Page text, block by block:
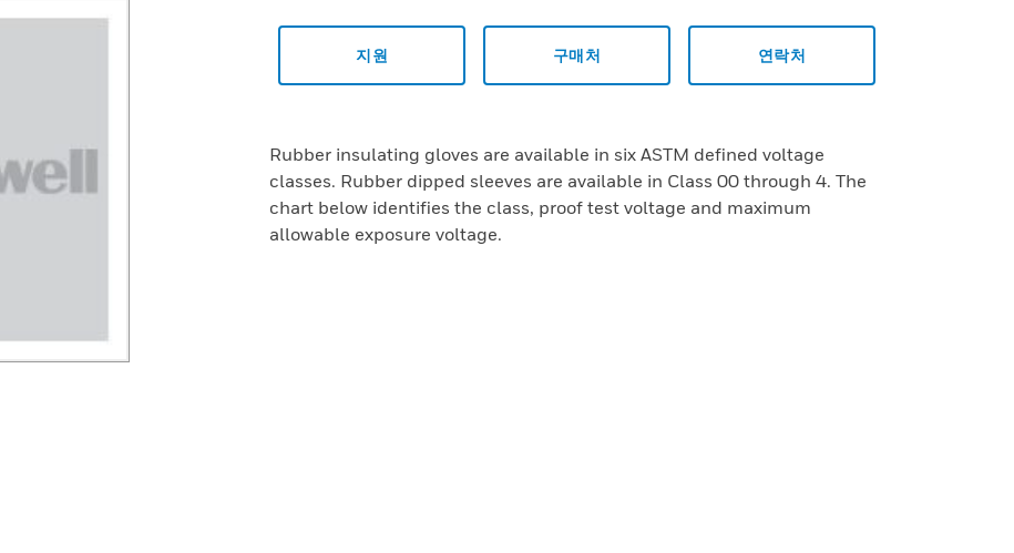
지원 구매처 연락처
Rubber insulating gloves are available in six ASTM defined voltage
classes. Rubber dipped sleeves are available in Class 00 through 4. The
chart below identifies the class, proof test voltage and maximum
allowable exposure voltage.